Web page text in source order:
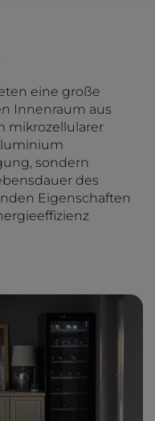
eine große
Innenraum aus
mikrozellularer
sondern
des
Eigenschaften